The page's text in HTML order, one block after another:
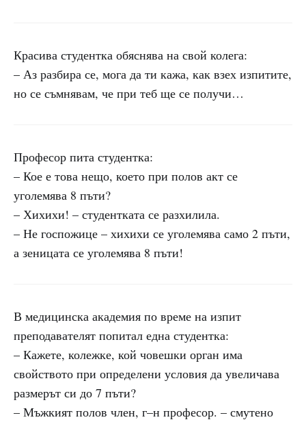
Красива студентка обяснява на свой колега:
– Аз разбира се, мога да ти кажа, как взех изпитите,
но се съмнявам, че при теб ще се получи…
Професор пита студентка:
– Кое е това нещо, което при полов акт се
уголемява 8 пъти?
– Хихихи! – студентката се разхилила.
– Не госпожице – хихихи се уголемява само 2 пъти,
а зеницата се уголемява 8 пъти!
В медицинска академия по време на изпит
преподавателят попитал една студентка:
– Кажете, колежке, кой човешки орган има
свойството при определени условия да увеличава
размерът си до 7 пъти?
– Мъжкият полов член, г–н професор. – смутено